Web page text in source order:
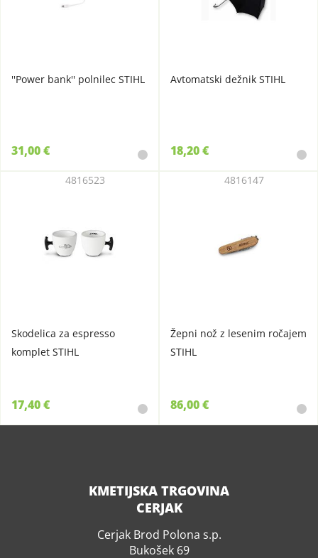
''Power bank'' polnilec STIHL
31,00 €
Avtomatski dežnik STIHL
18,20 €
Skodelica za espresso
komplet STIHL
4816523
17,40 €
Žepni nož z lesenim ročajem
STIHL
4816147
86,00 €
KMETIJSKA TRGOVINA
CERJAK
Cerjak Brod Polona s.p.
Bukošek 69